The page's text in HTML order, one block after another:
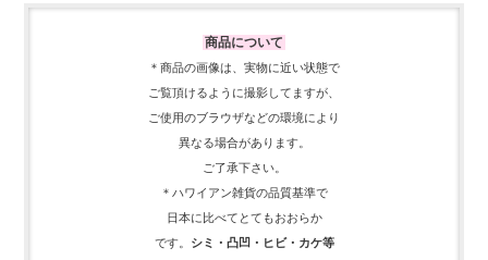
商品について
＊商品の画像は、実物に近い状態で
ご覧頂けるように撮影してますが、
ご使用のブラウザなどの環境により
異なる場合があります。
ご了承下さい。
＊ハワイアン雑貨の品質基準で
日本に比べてとてもおおらか
です。
シミ・凸凹・ヒビ・カケ等